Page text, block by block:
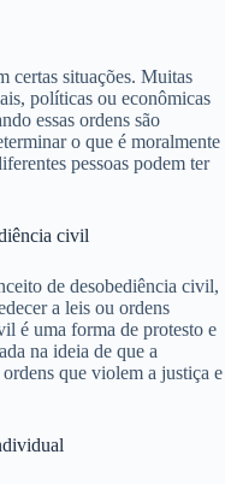
certas situações. Muitas
políticas ou econômicas
essas ordens são
o que é moralmente
pessoas podem ter
civil
de desobediência civil,
a leis ou ordens
é uma forma de protesto e
na ideia de que a
que violem a justiça e